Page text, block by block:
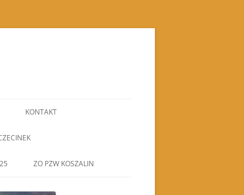
KONTAKT
ZO PZW KOSZALIN